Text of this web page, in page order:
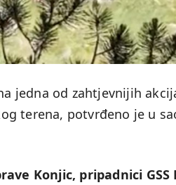
jedna od zahtjevnijih
terena, potvrđeno je u
Konjic, pripadnici GSS